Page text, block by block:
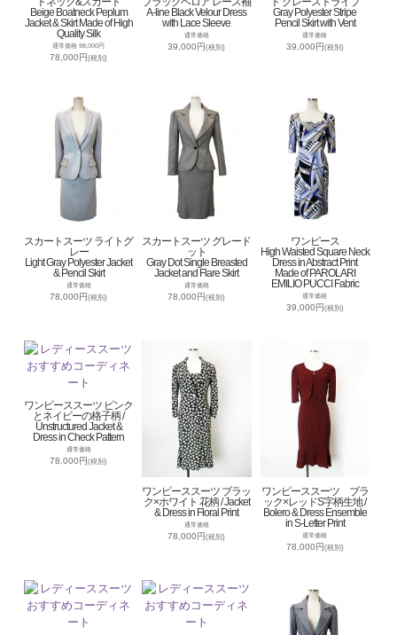
Beige Boatneck Peplum
Jacket & Skirt Made of High
Quality Silk
通常価格 98,000円
78,000円(税別)
A-line Black Velour Dress
with Lace Sleeve
通常価格
39,000円(税別)
Gray Polyester Stripe
Pencil Skirt with Vent
通常価格
39,000円 (税別)
スカートスーツ ライトグ
レー
Light Gray Polyester Jacket
& Pencil Skirt
通常価格
78,000円(税別)
スカートスーツ グレード
ット
Gray Dot Single Breasted
Jacket and Flare Skirt
通常価格
78,000円(税別)
ワンピース
High Waisted Square Neck
Dress in Abstract Print
Made of PAROLARI
EMILIO PUCCI Fabric
通常価格
39,000円(税別)
ワンピーススーツ ピンク
とネイビーの格子柄 /
Unstructured Jacket &
Dress in Check Pattern
通常価格
78,000円(税別)
ワンピーススーツ ブラッ
ク×ホワイト 花柄 / Jacket
& Dress in Floral Print
通常価格
78,000円(税別)
ワンピーススーツ ブラ
ック×レッドS字柄生地 /
Bolero & Dress Ensemble
in S-Letter Print
通常価格
78,000円(税別)